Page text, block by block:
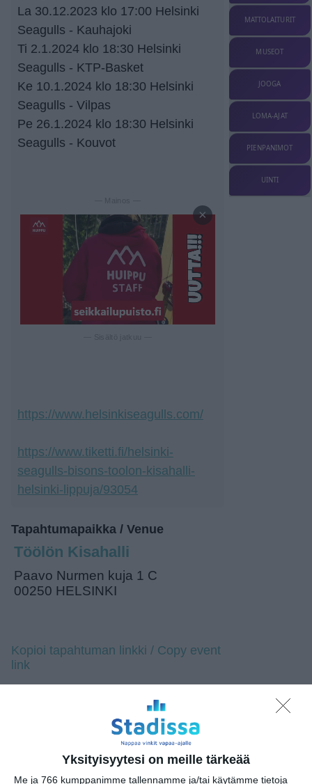
Yksityisyytesi on meille tärkeää
Me ja 766 kumppanimme tallennamme ja/tai käytämme tietoja
La 30.12.2023 klo 17:00 Helsinki
Seagulls - Kauhajoki
Ti 2.1.2024 klo 18:30 Helsinki
Seagulls - KTP-Basket
Ke 10.1.2024 klo 18:30 Helsinki
Seagulls - Vilpas
Pe 26.1.2024 klo 18:30 Helsinki
Seagulls - Kouvot
— Mainos —
×
https://www.helsinkiseagulls.com/
https://www.tiketti.fi/helsinki-
seagulls-bisons-toolon-kisahalli-
helsinki-lippuja/93054
Tapahtumapaikka / Venue
Töölön Kisahalli
Paavo Nurmen kuja 1 C
00250 HELSINKI
Kopioi tapahtuman linkki / Copy event
link
Tilaa tapahtumavinkit sähköpostiisi
Jaa tapahtuma valitsemassasi
palvelussa / share this event on:
ShareFacebookWhatsApp
Tumblr
X Messenger
Telegram
MATTOLAITURIT
MUSEOT
JOOGA
LOMA-AJAT
PIENPANIMOT
UINTI